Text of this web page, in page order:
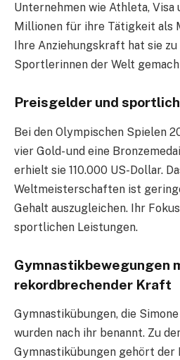
Unternehmen wie Athleta, Visa
Millionen für ihre Tätigkeit als
Ihre Anziehungskraft hat sie
Sportlerinnen der Welt
Preisgelder und
Bei den Olympischen Spielen
vier Gold- und eine
erhielt sie 110.000 US-Dollar.
Weltmeisterschaften ist
Gehalt auszugleichen. Ihr
sportlichen Leistungen.
Gymnastikbewegungen
rekordbrechender Kraft
Gymnastikübungen, die
wurden nach ihr benannt. Zu
Gymnastikübungen gehört der